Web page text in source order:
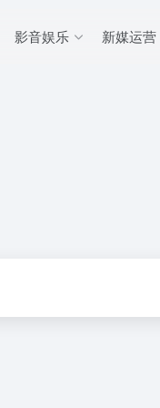
影音娱乐 新媒运营